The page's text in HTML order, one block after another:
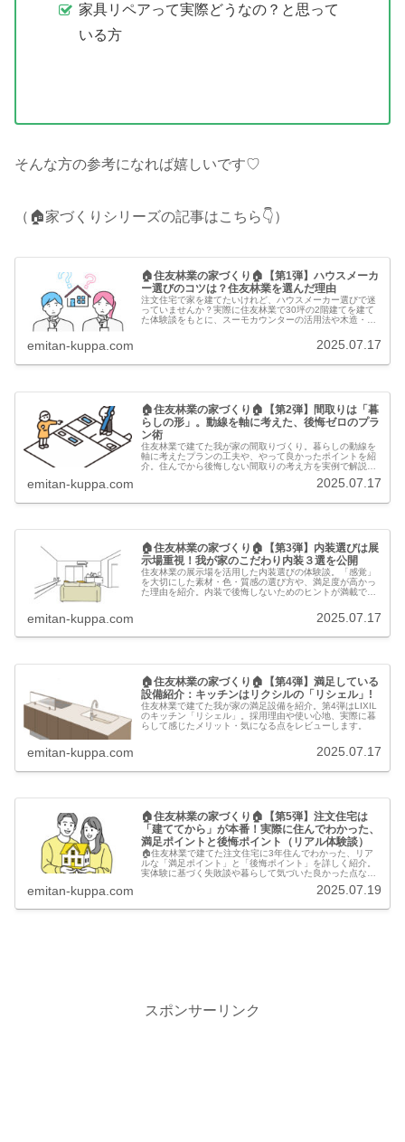
家具リペアって実際どうなの？と思って
いる方
そんな方の参考になれば嬉しいです♡
（🏠家づくりシリーズの記事はこちら👇）
🏠住友林業の家づくり🏠【第1弾】ハウスメーカ
ー選びのコツは？住友林業を選んだ理由
注文住宅で家を建てたいけれど、ハウスメーカー選びで迷
っていませんか？実際に住友林業で30坪の2階建てを建て
た体験談をもとに、スーモカウンターの活用法や木造・鉄
emitan-kuppa.com 2025.07.17
🏠住友林業の家づくり🏠【第2弾】間取りは「暮
らしの形」。動線を軸に考えた、後悔ゼロのプラ
ン術
住友林業で建てた我が家の間取りづくり。暮らしの動線を
軸に考えたプランの工夫や、やって良かったポイントを紹
介。住んでから後悔しない間取りの考え方を実例で解説し
emitan-kuppa.com 2025.07.17
🏠住友林業の家づくり🏠【第3弾】内装選びは展
示場重視！我が家のこだわり内装３選を公開
住友林業の展示場を活用した内装選びの体験談。「感覚」
を大切にした素材・色・質感の選び方や、満足度が高かっ
た理由を紹介。内装で後悔しないためのヒントが満載で
emitan-kuppa.com 2025.07.17
🏠住友林業の家づくり🏠【第4弾】満足している
設備紹介：キッチンはリクシルの「リシェル」!
住友林業で建てた我が家の満足設備を紹介。第4弾はLIXIL
のキッチン「リシェル」。採用理由や使い心地、実際に暮
らして感じたメリット・気になる点をレビューします。
emitan-kuppa.com 2025.07.17
🏠住友林業の家づくり🏠【第5弾】注文住宅は
「建ててから」が本番！実際に住んでわかった、
満足ポイントと後悔ポイント（リアル体験談）
🏠住友林業で建てた注文住宅に3年住んでわかった、リア
ルな「満足ポイント」と「後悔ポイント」を詳しく紹介。
実体験に基づく失敗談や暮らして気づいた良かった点な
emitan-kuppa.com 2025.07.19
スポンサーリンク